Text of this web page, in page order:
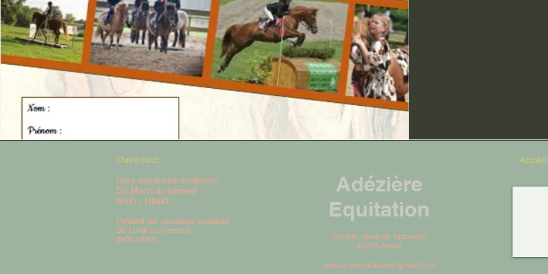
Ouverture:
Hors vacances scolaires:
Du Mardi au samedi
9h00 - 18h00
Pendant les vacances scolaires:
Du Lundi au Vendredi
9h00-18h00
Adézière
Equitation
Maulny, route de l'adezière
49240 Avrillé
adeziereequitation@gmail.com
Accès: